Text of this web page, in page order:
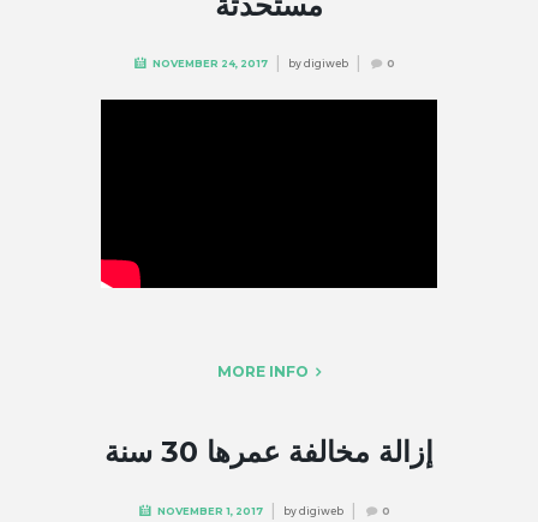
NOVEMBER 24, 2017 bydigiweb 0
MORE INFO
إزالة مخالفة عمرها 30 سنة
NOVEMBER 1, 2017 bydigiweb 0